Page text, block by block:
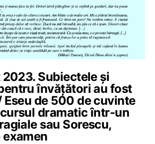
Subiectele și
învățători au fost
de 500 de cuvinte
dramatic într-un
sau Sorescu,